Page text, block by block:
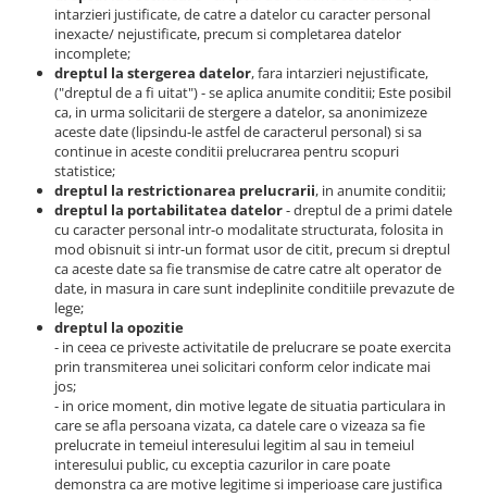
intarzieri justificate, de catre a datelor cu caracter personal
inexacte/ nejustificate, precum si completarea datelor
incomplete;
dreptul la stergerea datelor, fara intarzieri nejustificate,
("dreptul de a fi uitat") - se aplica anumite conditii; Este posibil
ca, in urma solicitarii de stergere a datelor, sa anonimizeze
aceste date (lipsindu-le astfel de caracterul personal) si sa
continue in aceste conditii prelucrarea pentru scopuri
statistice;
dreptul la restrictionarea prelucrarii, in anumite conditii;
dreptul la portabilitatea datelor- dreptul de a primi datele
cu caracter personal intr-o modalitate structurata, folosita in
mod obisnuit si intr-un format usor de citit, precum si dreptul
ca aceste date sa fie transmise de catre catre alt operator de
date, in masura in care sunt indeplinite conditiile prevazute de
lege;
dreptul la opozitie
- in ceea ce priveste activitatile de prelucrare se poate exercita
prin transmiterea unei solicitari conform celor indicate mai
jos;
- in orice moment, din motive legate de situatia particulara in
care se afla persoana vizata, ca datele care o vizeaza sa fie
prelucrate in temeiul interesului legitim al sau in temeiul
interesului public, cu exceptia cazurilor in care poate
demonstra ca are motive legitime si imperioase care justifica